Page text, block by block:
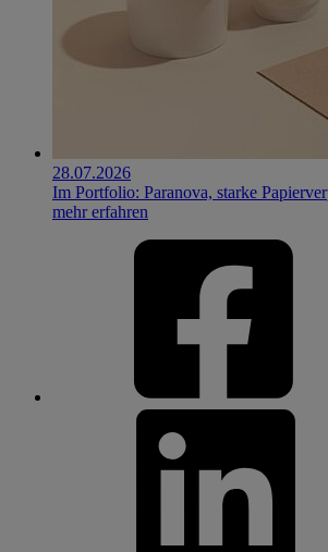
28.07.2026
Im Portfolio: Paranova, starke
mehr erfahren